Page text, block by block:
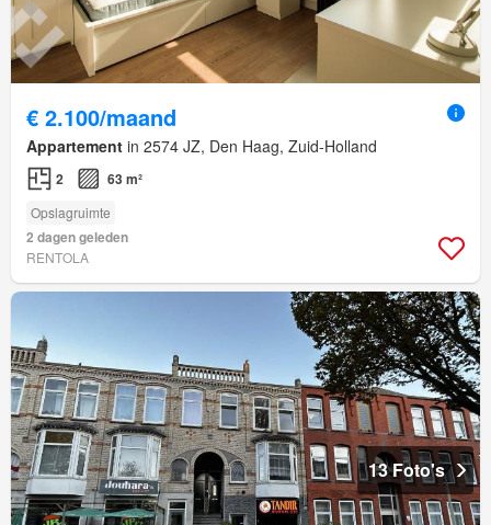
€ 2.100/maand
Appartement in 2574 JZ, Den Haag, Zuid-Holland
2 63 m²
Opslagruimte
2 dagen geleden
RENTOLA
13 Foto's